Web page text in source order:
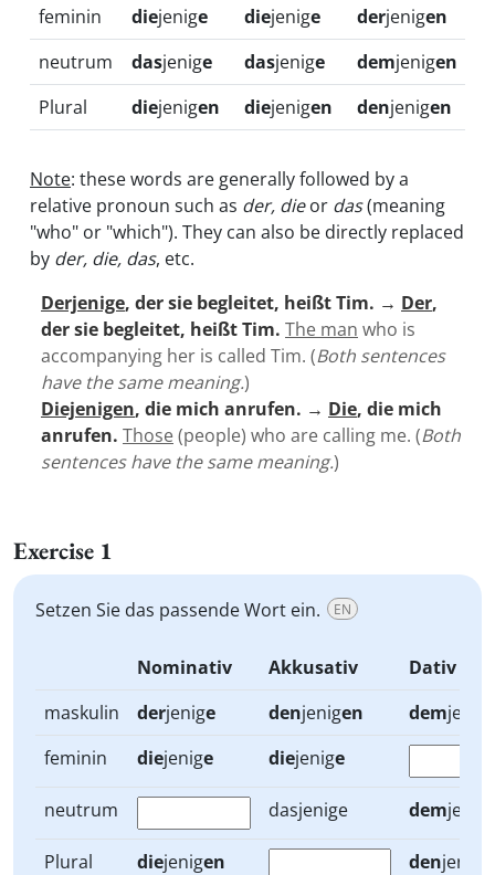
feminin
diejenige diejenige derjenigen
neutrum
dasjenige dasjenige demjenigen
Plural
diejenigen diejenigen denjenigen
Note: these words are generally followed by a
relative pronoun such as der, dieor das(meaning
"who" or "which"). They can also be directly replaced
by der, die, das, etc.
Derjenige, der sie begleitet, heißt Tim. → Der,
der sie begleitet, heißt Tim. The man who is
accompanying her is called Tim. (Both sentences
have the same meaning.)
Diejenigen, die mich anrufen. → Die, die mich
anrufen. Those(people) who are calling me. (Both
sentences have the same meaning.)
Exercise 1
Setzen Sie das passende Wort ein. EN
Nominativ Akkusativ
Dativ
maskulin
derjenige denjenigen demjenig
feminin
diejenige diejenige
neutrum dasjenige demjenig
Plural diejenigen denjenig